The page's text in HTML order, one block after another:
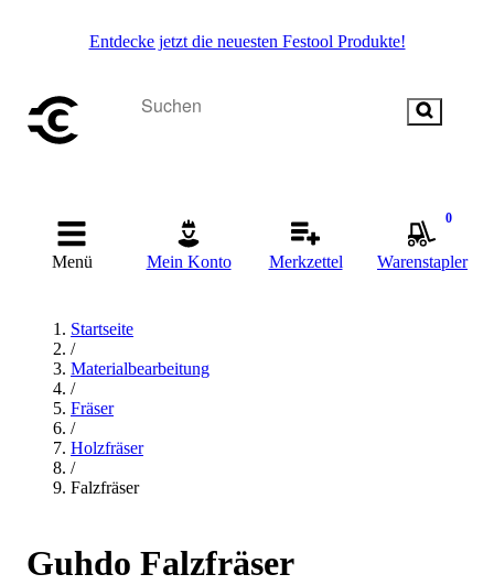
Entdecke jetzt die neuesten Festool Produkte!
Menü Mein Konto Merkzettel
0
Warenstapler
Startseite
/
Materialbearbeitung
/
Fräser
/
Holzfräser
/
Falzfräser
Guhdo Falzfräser